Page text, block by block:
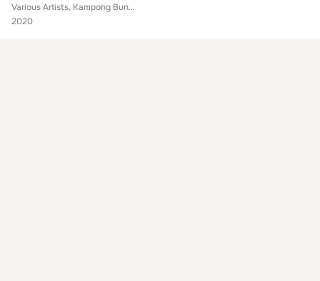
Various Artists, Kampong Bunyi, Amelia, Halaman Depan, Sohieh Abdul, Petrichor feat. Lea Sembiring, Saskia
2020